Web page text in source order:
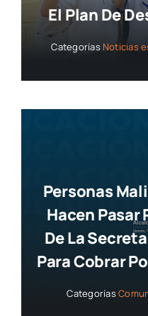
El Plan De
Categorías Noticias
Personas
Hacen
De La
Para Cobrar
Categorías